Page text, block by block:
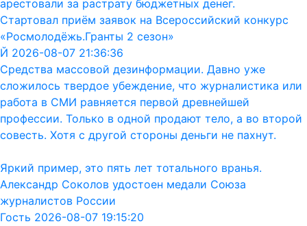
арестовали за растрату бюджетных денег.
Стартовал приём заявок на Всероссийский конкурс
«Росмолодёжь.Гранты 2 сезон»
Й 2026-08-07 21:36:36
Средства массовой дезинформации. Давно уже
сложилось твердое убеждение, что журналистика или
работа в СМИ равняется первой древнейшей
профессии. Только в одной продают тело, а во второй
совесть. Хотя с другой стороны деньги не пахнут.
Яркий пример, это пять лет тотального вранья.
Александр Соколов удостоен медали Союза
журналистов России
Гость 2026-08-07 19:15:20